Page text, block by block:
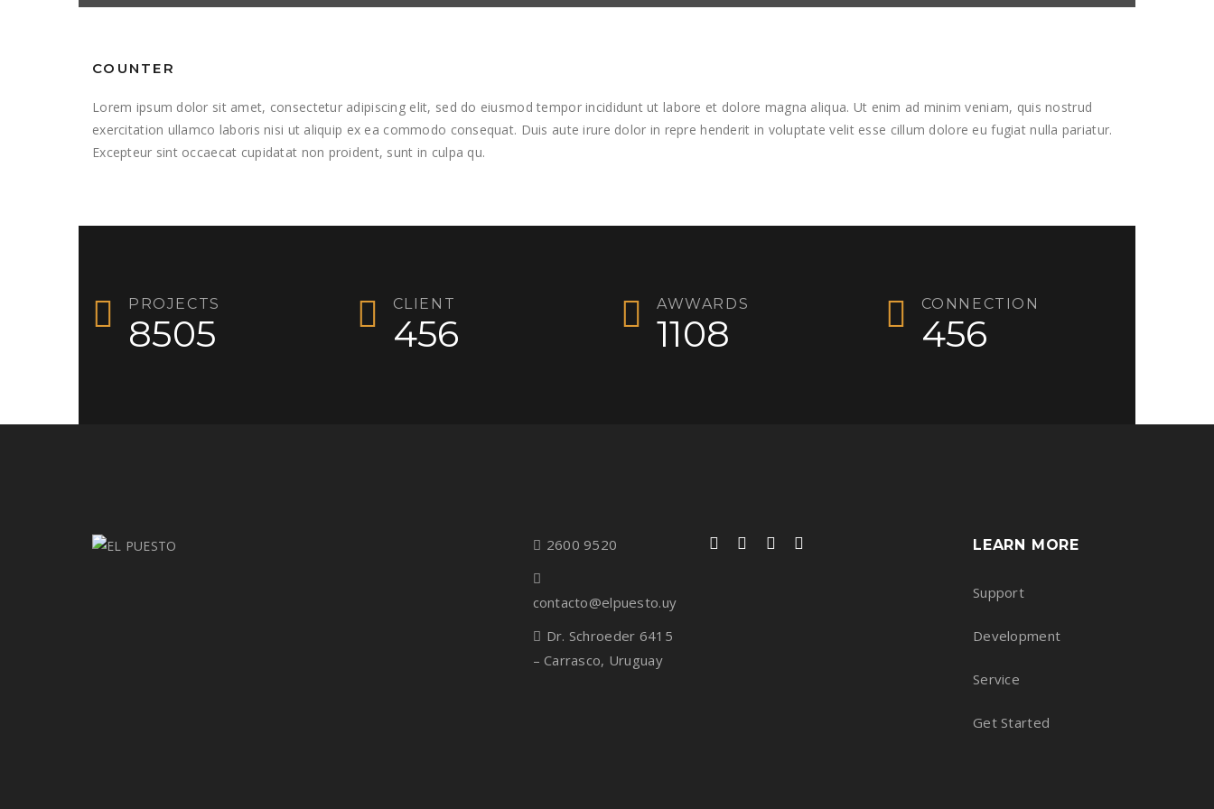
COUNTER
Lorem ipsum dolor sit amet, consectetur adipiscing elit, sed do eiusmod tempor incididunt ut labore et dolore magna aliqua. Ut enim ad minim veniam, quis nostrud
exercitation ullamco laboris nisi ut aliquip ex ea commodo consequat. Duis aute irure dolor in repre henderit in voluptate velit esse cillum dolore eu fugiat nulla pariatur.
Excepteur sint occaecat cupidatat non proident, sunt in culpa qu.
PROJECTS
8505
CLIENT
456
AWWARDS
1108
CONNECTION
456
2600 9520
contacto@elpuesto.uy
Dr. Schroeder 6415
– Carrasco, Uruguay
LEARN MORE
Support
Development
Service
Get Started